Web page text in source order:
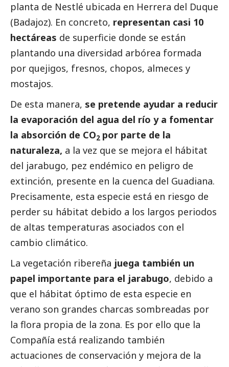
planta de Nestlé ubicada en Herrera del Duque
(Badajoz). En concreto, representan casi 10
hectáreas de superficie donde se están
plantando una diversidad arbórea formada
por quejigos, fresnos, chopos, almeces y
mostajos.
De esta manera, se pretende ayudar a reducir
la evaporación del agua del río y a fomentar
la absorción de CO2 por parte de la
naturaleza, a la vez que se mejora el hábitat
del jarabugo, pez endémico en peligro de
extinción, presente en la cuenca del Guadiana.
Precisamente, esta especie está en riesgo de
perder su hábitat debido a los largos periodos
de altas temperaturas asociados con el
cambio climático.
La vegetación ribereña juega también un
papel importante para el jarabugo, debido a
que el hábitat óptimo de esta especie en
verano son grandes charcas sombreadas por
la flora propia de la zona. Es por ello que la
Compañía está realizando también
actuaciones de conservación y mejora de la